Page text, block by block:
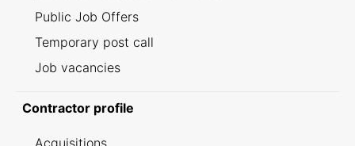
Public Job Offers
Temporary post call
Job vacancies
Contractor profile
Acquisitions